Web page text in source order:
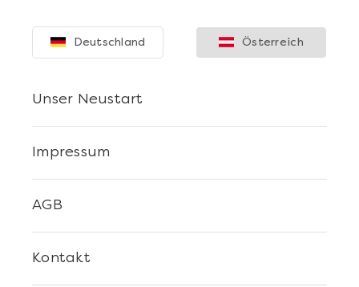
Die beste Pizza@Home
Kontakt
AGB
Impressum
Unser Neustart
Deutschland Österreich